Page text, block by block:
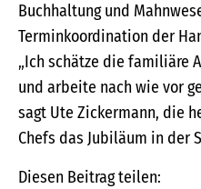
Buchhaltung und
Terminkoordination der
„Ich schätze die familiäre
und arbeite nach wie vor
sagt Ute Zickermann, die
Chefs das Jubiläum in der
Diesen Beitrag teilen: